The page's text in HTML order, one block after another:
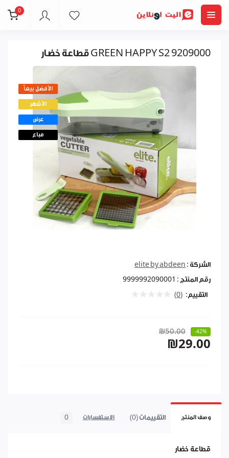
0
قطاعة خضار GREEN HAPPY S2 9209000
الأفضل بيعاً
الأشهر
عرض
مباع
الشركة : elite by abdeen
رقم المنتج : 9999992090001
التقييم: (0)
₪50.00 -42%
₪29.00
وصف المنتج التقييمات (0) الاستفسارات 0
قطاعة خضار